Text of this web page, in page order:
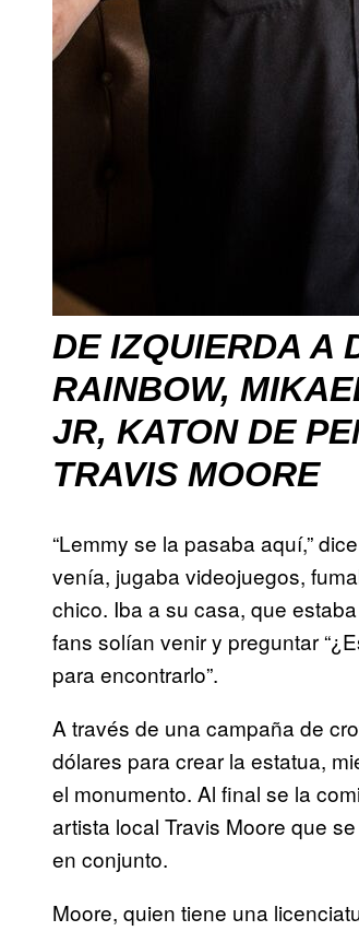
DE IZQUIERDA A
RAINBOW,
JR, KATON DE
TRAVIS MOORE
“Lemmy se la pasaba aquí,”
venía, jugaba videojuegos,
chico. Iba a su casa, que
fans solían venir y preguntar
para encontrarlo”.
A través de una campaña de
dólares para crear la estatua,
el monumento. Al final se la
artista local Travis Moore que
en conjunto.
Moore, quien tiene una